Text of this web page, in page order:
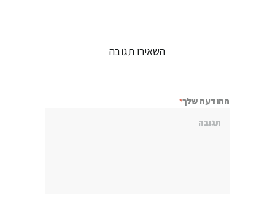
השאירו תגובה
ההודעה שלך